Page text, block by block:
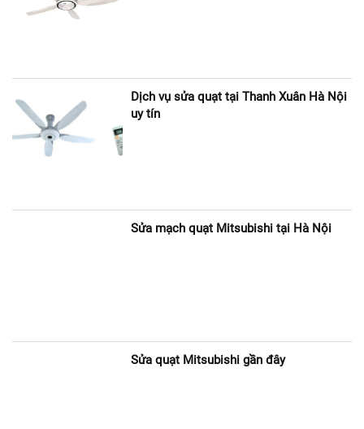
Dịch vụ sửa quạt tại Thanh Xuân Hà Nội
uy tín
Sửa mạch quạt Mitsubishi tại Hà Nội
Sửa quạt Mitsubishi gần đây